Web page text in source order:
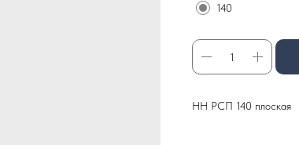
140
НН РСП 140 плоская